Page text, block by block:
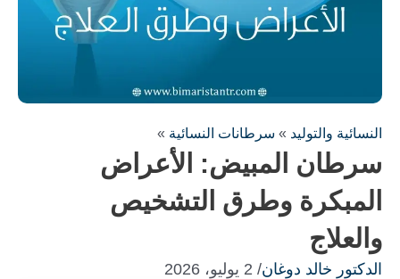
النسائية والتوليد » سرطانات النسائية »
سرطان المبيض: الأعراض
المبكرة وطرق التشخيص
والعلاج
الدكتور خالد دوغان/ 2 يوليو، 2026
املأ النموذج لاستشارة مجانية !